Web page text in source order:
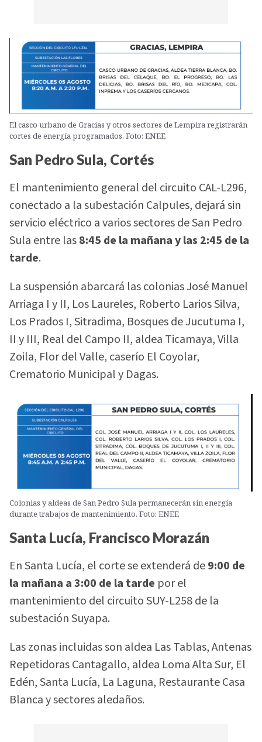
El casco urbano de Gracias y otros sectores de Lempira registrarán
cortes de energía programados. Foto: ENEE
San Pedro Sula, Cortés
El mantenimiento general del circuito CAL-L296,
conectado a la subestación Calpules, dejará sin
servicio eléctrico a varios sectores de San Pedro
Sula entre las8:45 de la mañana y las 2:45 de la
tarde.
La suspensión abarcará las colonias José Manuel
Arriaga I y II, Los Laureles, Roberto Larios Silva,
Los Prados I, Sitradima, Bosques de Jucutuma I,
II y III, Real del Campo II, aldea Ticamaya, Villa
Zoila, Flor del Valle, caserío El Coyolar,
Crematorio Municipal y Dagas.
Colonias y aldeas de San Pedro Sula permanecerán sin energía
durante trabajos de mantenimiento. Foto: ENEE
Santa Lucía, Francisco Morazán
En Santa Lucía, el corte se extenderá de9:00 de
la mañana a 3:00 de la tarde por el
mantenimiento del circuito SUY-L258 de la
subestación Suyapa.
Las zonas incluidas son aldea Las Tablas, Antenas
Repetidoras Cantagallo, aldea Loma Alta Sur, El
Edén, Santa Lucía, La Laguna, Restaurante Casa
Blanca y sectores aledaños.